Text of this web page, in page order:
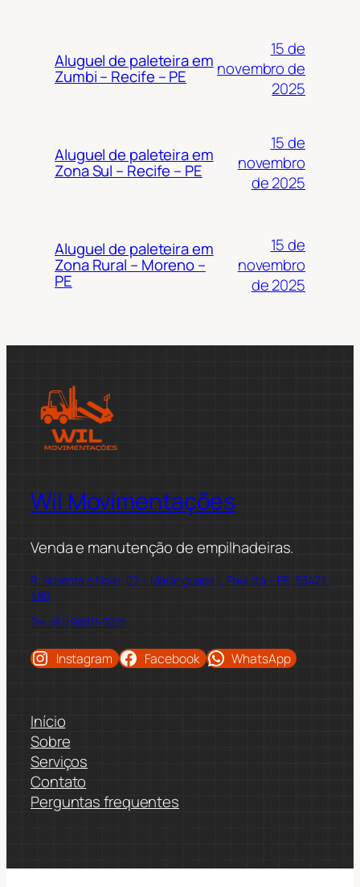
Aluguel de paleteira em
Zumbi – Recife – PE
15 de
novembro de
2025
Aluguel de paleteira em
Zona Sul – Recife – PE
15 de
novembro
de 2025
Aluguel de paleteira em
Zona Rural – Moreno –
PE
15 de
novembro
de 2025
Wil Movimentações
Venda e manutenção de empilhadeiras.
R. Noventa e Nove, 02 – Maranguape II, Paulista – PE, 53421-
480
Tel: (81)98811-5021
Instagram Facebook WhatsApp
Início
Sobre
Serviços
Contato
Perguntas frequentes